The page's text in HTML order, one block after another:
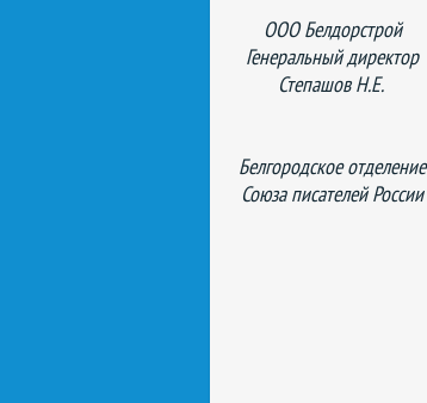
ООО Белдорстрой
Генеральный директор
Степашов Н.Е.
Белгородское отделение
Союза писателей России